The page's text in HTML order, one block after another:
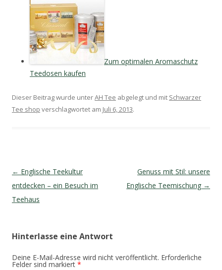
Zum optimalen Aromaschutz
Teedosen kaufen
Dieser Beitrag wurde unterAH Tee abgelegt und mit Schwarzer
Tee shop verschlagwortet am Juli 6, 2013.
Artikel-Navigation
← Englische Teekultur
entdecken – ein Besuch im
Teehaus
Genuss mit Stil: unsere
Englische Teemischung →
Hinterlasse eine Antwort
Deine E-Mail-Adresse wird nicht veröffentlicht. Erforderliche
Felder sind markiert *